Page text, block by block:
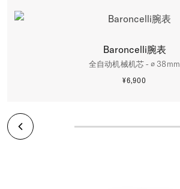
Baroncelli腕表
全自动机械机芯 - ∅ 38mm
¥6,900